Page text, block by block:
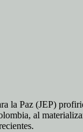
la Paz (JEP)
al